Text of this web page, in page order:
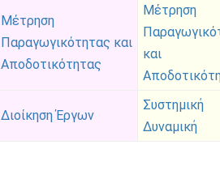
Μέτρηση
Παραγωγικότητας και
Αποδοτικότητας
Μέτρηση
και
Διοίκηση Έργων
Συστημική
Δυναμική